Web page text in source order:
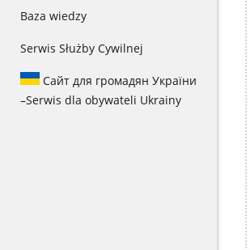
Baza wiedzy
Serwis Służby Cywilnej
Сайт для громадян України
–Serwis dla obywateli Ukrainy